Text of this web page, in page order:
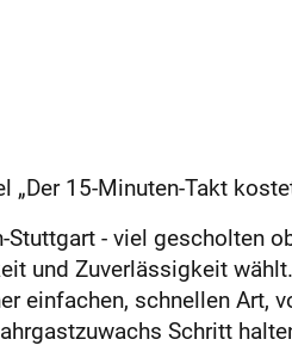
„Der 15-Minuten-Takt
Stuttgart - viel gescholten
und Zuverlässigkeit
einfachen, schnellen Art,
Schritt